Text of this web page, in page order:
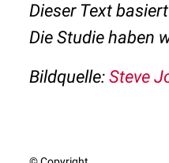
Dieser Text
Die Studie haben
Bildquelle: Steve